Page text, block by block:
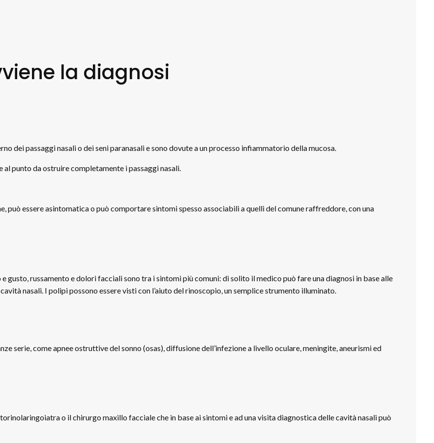
la diagnosi
dei passaggi nasali o dei seni paranasali e sono dovute a un processo infiammatorio della mucosa.
punto da ostruire completamente i passaggi nasali.
può essere asintomatica o può comportare sintomi spesso associabili a quelli del comune raffreddore, con una
russamento e dolori facciali sono tra i sintomi più comuni: di solito il medico può fare una diagnosi in base alle
nasali. I polipi possono essere visti con l’aiuto del rinoscopio, un semplice strumento illuminato.
serie, come apnee ostruttive del sonno (osas), diffusione dell’infezione a livello oculare, meningite, aneurismi ed
o il chirurgo maxillo facciale che in base ai sintomi e ad una visita diagnostica delle cavità nasali può